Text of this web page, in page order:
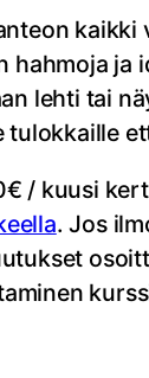
hahmoja
lehti tai
tulokkaille
/ kuusi
. Jos